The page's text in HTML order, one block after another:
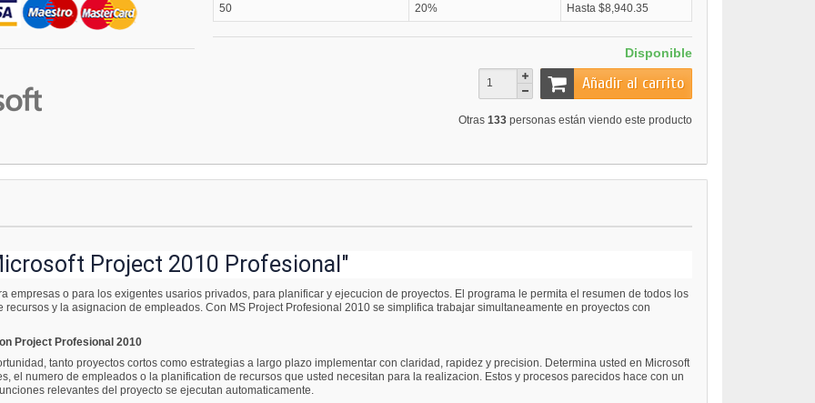
50
20% Hasta $8,940.35
Disponible
Añadir al carrito
Otras 133 personas están viendo este producto
Project 2010 Profesional"
empresas o para los exigentes usarios privados, para planificar y ejecucion de proyectos. El programa le permita el resumen de todos los
y la asignacion de empleados. Con MS Project Profesional 2010 se simplifica trabajar simultaneamente en proyectos con
Project Profesional 2010
tanto proyectos cortos como estrategias a largo plazo implementar con claridad, rapidez y precision. Determina usted en Microsoft
el numero de empleados o la planification de recursos que usted necesitan para la realizacion. Estos y procesos parecidos hace con un
relevantes del proyecto se ejecutan automaticamente.